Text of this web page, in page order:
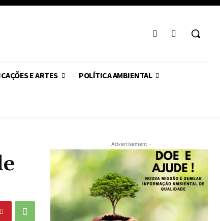
E ARTES POLÍTICA AMBIENTAL
- Advertisement -